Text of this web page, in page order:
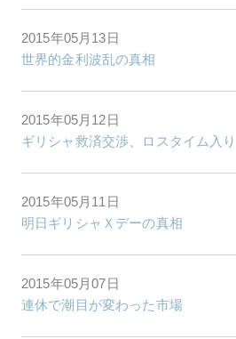
2015年05月13日
世界的金利波乱の真相
2015年05月12日
ギリシャ救済交渉、ロスタイム入り
2015年05月11日
明日ギリシャＸデーの真相
2015年05月07日
連休で潮目が変わった市場